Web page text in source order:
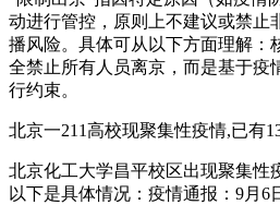
动进行管控，原则上不建议或禁止
播风险。具体可从以下方面理解：
全禁止所有人员离京，而是基于疫
行约束。
北京一211高校现聚集性疫情,已有
北京化工大学昌平校区出现聚集性
以下是具体情况：疫情通报：9月6